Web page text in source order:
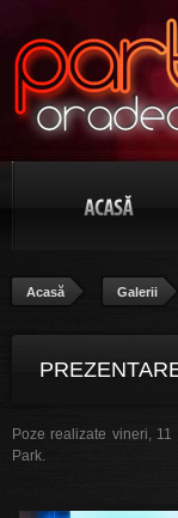
Acasă Galerii
Poze realizate vineri,
Park.